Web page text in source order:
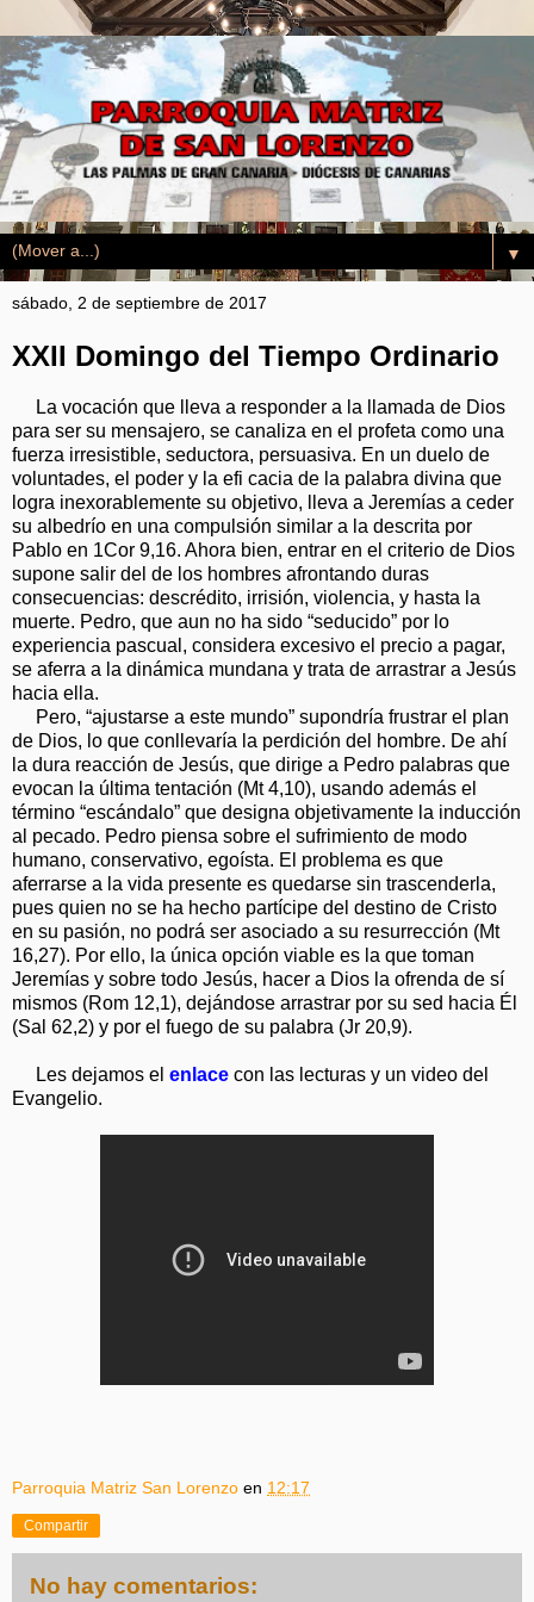
▼
sábado, 2 de septiembre de 2017
XXII Domingo del Tiempo Ordinario
La vocación que lleva a responder a la llamada de Dios
para ser su mensajero, se canaliza en el profeta como una
fuerza irresistible, seductora, persuasiva. En un duelo de
voluntades, el poder y la efi cacia de la palabra divina que
logra inexorablemente su objetivo, lleva a Jeremías a ceder
su albedrío en una compulsión similar a la descrita por
Pablo en 1Cor 9,16. Ahora bien, entrar en el criterio de Dios
supone salir del de los hombres afrontando duras
consecuencias: descrédito, irrisión, violencia, y hasta la
muerte. Pedro, que aun no ha sido “seducido” por lo
experiencia pascual, considera excesivo el precio a pagar,
se aferra a la dinámica mundana y trata de arrastrar a Jesús
hacia ella.
Pero, “ajustarse a este mundo” supondría frustrar el plan
de Dios, lo que conllevaría la perdición del hombre. De ahí
la dura reacción de Jesús, que dirige a Pedro palabras que
evocan la última tentación (Mt 4,10), usando además el
término “escándalo” que designa objetivamente la inducción
al pecado. Pedro piensa sobre el sufrimiento de modo
humano, conservativo, egoísta. El problema es que
aferrarse a la vida presente es quedarse sin trascenderla,
pues quien no se ha hecho partícipe del destino de Cristo
en su pasión, no podrá ser asociado a su resurrección (Mt
16,27). Por ello, la única opción viable es la que toman
Jeremías y sobre todo Jesús, hacer a Dios la ofrenda de sí
mismos (Rom 12,1), dejándose arrastrar por su sed hacia Él
(Sal 62,2) y por el fuego de su palabra (Jr 20,9).
Les dejamos el enlace con las lecturas y un video del
Evangelio.
Parroquia Matriz San Lorenzo en 12:17
Compartir
No hay comentarios: